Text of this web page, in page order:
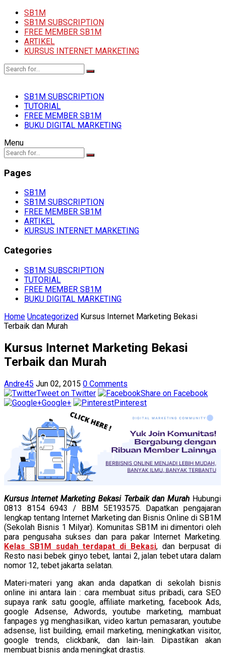
SB1M
SB1M SUBSCRIPTION
FREE MEMBER SB1M
ARTIKEL
KURSUS INTERNET MARKETING
SB1M SUBSCRIPTION
TUTORIAL
FREE MEMBER SB1M
BUKU DIGITAL MARKETING
Menu
Pages
SB1M
SB1M SUBSCRIPTION
FREE MEMBER SB1M
ARTIKEL
KURSUS INTERNET MARKETING
Categories
SB1M SUBSCRIPTION
TUTORIAL
FREE MEMBER SB1M
BUKU DIGITAL MARKETING
Home Uncategorized Kursus Internet Marketing Bekasi
Terbaik dan Murah
Kursus Internet Marketing Bekasi
Terbaik dan Murah
Andre45 Jun 02, 2015 0 Comments
Tweet on Twitter
Share on Facebook
Google+
Pinterest
Kursus Internet Marketing Bekasi Terbaik dan Murah Hubungi
0813 8154 6943 / BBM 5E193575. Dapatkan pengajaran
lengkap tentang Internet Marketing dan Bisnis Online di SB1M
(Sekolah Bisnis 1 Milyar). Komunitas SB1M ini dimentori oleh
para pengusaha sukses dan para pakar Internet Marketing.
Kelas SB1M sudah terdapat di Bekasi, dan berpusat di
Resto nasi bebek ginyo tebet, lantai 2, jalan tebet utara dalam
nomor 12, tebet jakarta selatan.
Materi-materi yang akan anda dapatkan di sekolah bisnis
online ini antara lain : cara membuat situs pribadi, cara SEO
supaya rank satu google, affiliate marketing, facebook Ads,
google Adsense, Adwords, youtube marketing, mambuat
fanpages yg menghasilkan, video kartun pemasaran, youtube
adsense, list building, email marketing, meningkatkan visitor,
google trends, clickbank, dan lain-lain. Dipastikan akan
membuat bisnis anda meningkat drastis.